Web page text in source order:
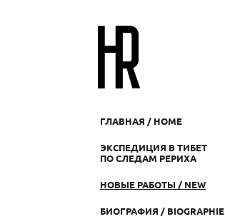
ГЛАВНАЯ / HOME
ЭКСПЕДИЦИЯ В ТИБЕТ
ПО СЛЕДАМ РЕРИХА
НОВЫЕ РАБОТЫ / NEW
БИОГРАФИЯ / BIOGRAPHIE